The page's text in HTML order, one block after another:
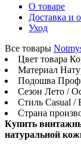
О товаре
Доставка и
Уход
Все товары
Цвет товара
Материал
Подошва
Сезон Лето /
Стиль Casual /
Страна
Купить
натуральной